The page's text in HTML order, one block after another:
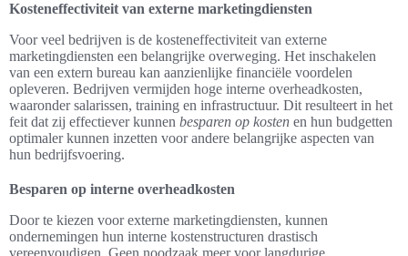
Kosteneffectiviteit van externe marketingdiensten
Voor veel bedrijven is de kosteneffectiviteit van externe
marketingdiensten een belangrijke overweging. Het inschakelen
van een extern bureau kan aanzienlijke financiële voordelen
opleveren. Bedrijven vermijden hoge interne overheadkosten,
waaronder salarissen, training en infrastructuur. Dit resulteert in het
feit dat zij effectiever kunnen besparen op kosten en hun budgetten
optimaler kunnen inzetten voor andere belangrijke aspecten van
hun bedrijfsvoering.
Besparen op interne overheadkosten
Door te kiezen voor externe marketingdiensten, kunnen
ondernemingen hun interne kostenstructuren drastisch